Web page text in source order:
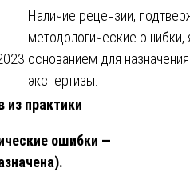
Наличие рецензии,
методологические ошибки,
основанием для
экспертизы.
из практики
ошибки —